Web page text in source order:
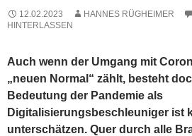
12.02.2023 HANNES RÜGHEIMER
HINTERLASSEN
Auch wenn der Umgang mit
„neuen Normal“ zählt, besteht
Bedeutung der Pandemie als
Digitalisierungsbeschleuniger ist
unterschätzen. Quer durch alle